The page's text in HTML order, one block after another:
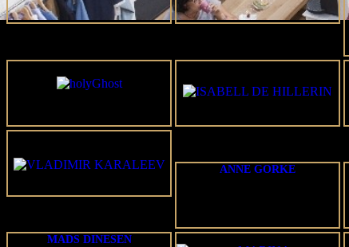
ANNE GORKE
MADS DINESEN